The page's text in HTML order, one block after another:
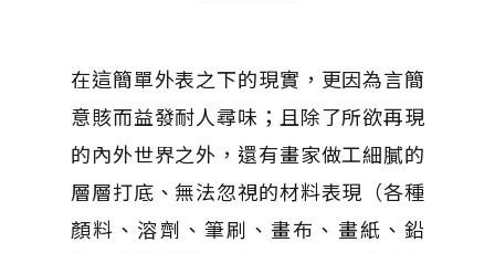
在這簡單外表之下的現實，更因為言簡
意賅而益發耐人尋味；且除了所欲再現
的內外世界之外，還有畫家做工細膩的
層層打底、無法忽視的材料表現（各種
顏料、溶劑、筆刷、畫布、畫紙、鉛